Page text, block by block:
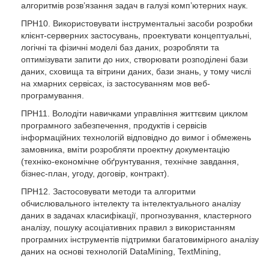
алгоритмів розв’язання задач в галузі комп’ютерних наук.
ПРН10. Використовувати інструментальні засоби розробки
клієнт-серверних застосувань, проектувати концептуальні,
логічні та фізичні моделі баз даних, розробляти та
оптимізувати запити до них, створювати розподілені бази
даних, сховища та вітрини даних, бази знань, у тому числі
на хмарних сервісах, із застосуванням мов веб-
програмування.
ПРН11. Володіти навичками управління життєвим циклом
програмного забезпечення, продуктів і сервісів
інформаційних технологій відповідно до вимог і обмежень
замовника, вміти розробляти проектну документацію
(техніко-економічне обґрунтування, технічне завдання,
бізнес-план, угоду, договір, контракт).
ПРН12. Застосовувати методи та алгоритми
обчислювального інтелекту та інтелектуального аналізу
даних в задачах класифікації, прогнозування, кластерного
аналізу, пошуку асоціативних правил з використанням
програмних інструментів підтримки багатовимірного аналізу
даних на основі технологій DataMining, TextMining,